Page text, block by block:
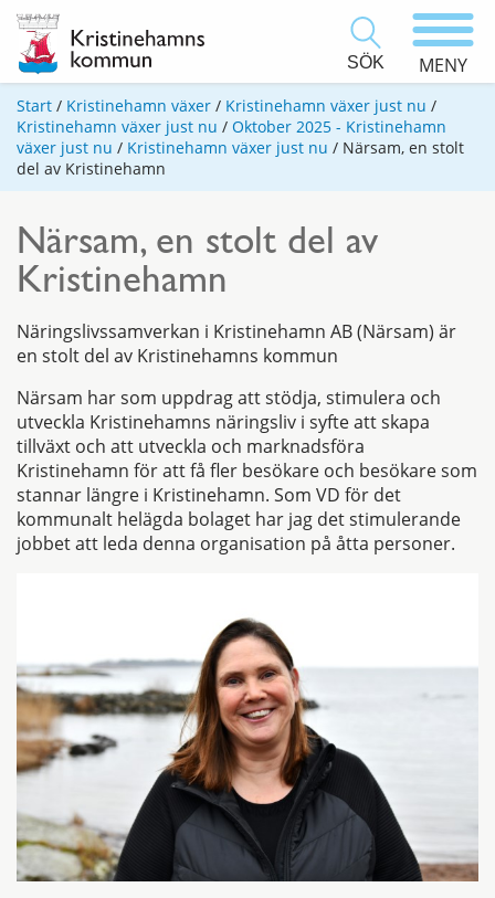
SÖK MENY
Start / Kristinehamn växer / Kristinehamn växer just nu /
Kristinehamn växer just nu / Oktober 2025 - Kristinehamn
växer just nu / Kristinehamn växer just nu / Närsam, en stolt
del av Kristinehamn
Närsam, en stolt del av
Kristinehamn
Näringslivssamverkan i Kristinehamn AB (Närsam) är
en stolt del av Kristinehamns kommun
Närsam har som uppdrag att stödja, stimulera och
utveckla Kristinehamns näringsliv i syfte att skapa
tillväxt och att utveckla och marknadsföra
Kristinehamn för att få fler besökare och besökare som
stannar längre i Kristinehamn. Som VD för det
kommunalt helägda bolaget har jag det stimulerande
jobbet att leda denna organisation på åtta personer.